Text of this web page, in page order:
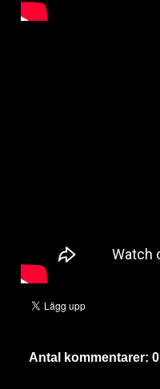
Antal kommentarer: 0